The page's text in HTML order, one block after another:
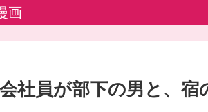
画
社員が部下の男と、